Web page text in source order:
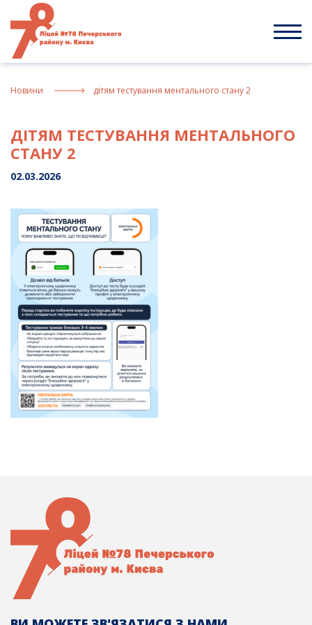
content
Новини дітям тестування ментального стану 2
ДІТЯМ ТЕСТУВАННЯ МЕНТАЛЬНОГО
СТАНУ 2
02.03.2026